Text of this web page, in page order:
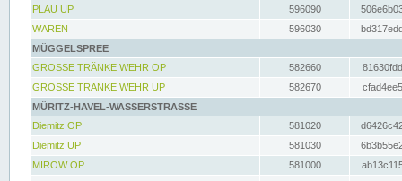
PLAU UP
596090
WAREN
596030
MÜGGELSPREE
GROSSE TRÄNKE WEHR OP
582660
GROSSE TRÄNKE WEHR UP
582670
MÜRITZ-HAVEL-WASSERSTRASSE
Diemitz OP
581020
Diemitz UP
581030
MIROW OP
581000